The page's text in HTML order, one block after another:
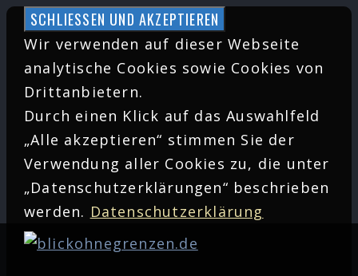
Zum
Inhalt
springen
Wir verwenden auf dieser Webseite
analytische Cookies sowie Cookies von
Drittanbietern.
Durch einen Klick auf das Auswahlfeld
„Alle akzeptieren“ stimmen Sie der
Verwendung aller Cookies zu, die unter
„Datenschutzerklärungen“ beschrieben
werden. Datenschutzerklärung